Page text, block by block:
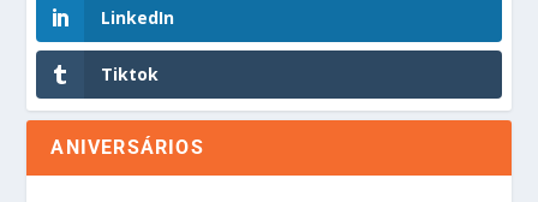
LinkedIn
Tiktok
ANIVERSÁRIOS